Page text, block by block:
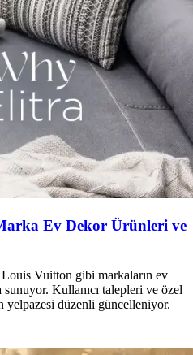
Ev Dekor Ürünleri ve
Vuitton gibi markaların ev
Kullanıcı talepleri ve özel
yelpazesi düzenli güncelleniyor.